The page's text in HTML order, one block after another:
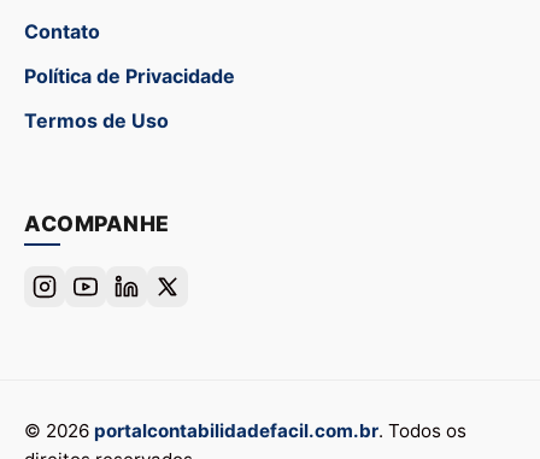
Contato
Política de Privacidade
Termos de Uso
ACOMPANHE
© 2026 portalcontabilidadefacil.com.br. Todos os